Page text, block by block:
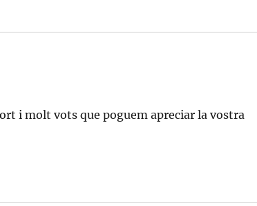
i molt vots que poguem apreciar la vostra